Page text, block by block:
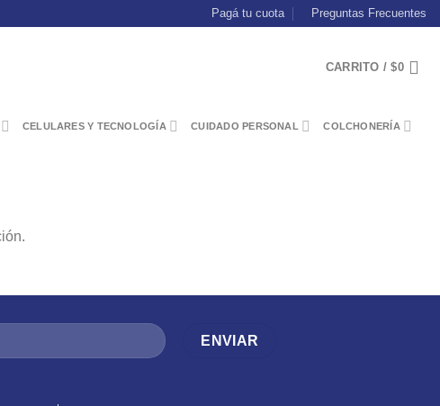
Pagá tu cuota Preguntas Frecuentes
CARRITO /$0
CELULARES Y TECNOLOGÍA CUIDADO PERSONAL COLCHONERÍA